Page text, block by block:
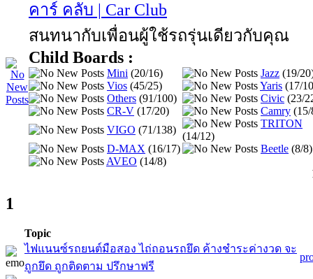
คาร์ คลับ | Car Club
สนทนากับเพื่อนผู้ใช้รถรุ่นเดียวกับคุณ
Child Boards :
Mini (20/16) Jazz (19/
Vios (45/25) Yaris (17/
Others (91/100) Civic (23/
CR-V (17/20) Camry (15/
VIGO (71/138)
TRITON
(14/12)
D-MAX (16/17) Beetle (8/8)
AVEO (14/8)
1
Topic
ไฟแนนซ์รถยนต์มือสอง ไถ่ถอนรถยึด ค้างชำระค่างวด จะ
ถูกยึด ถูกติดตาม ปรึกษาฟรี